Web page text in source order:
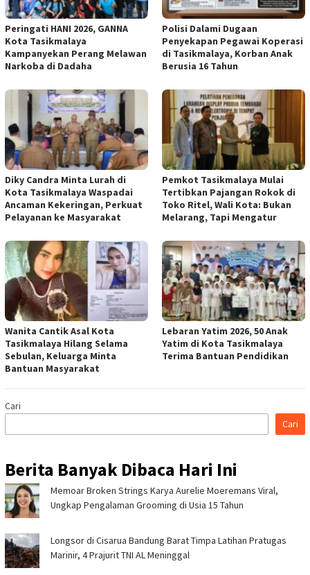
Peringati HANI 2026, GANNA
Kota Tasikmalaya
Kampanyekan Perang Melawan
Narkoba di Dadaha
Polisi Dalami Dugaan
Penyekapan Pegawai Koperasi
di Tasikmalaya, Korban Anak
Berusia 16 Tahun
Diky Candra Minta Lurah di
Kota Tasikmalaya Waspadai
Ancaman Kekeringan, Perkuat
Pelayanan ke Masyarakat
Pemkot Tasikmalaya Mulai
Tertibkan Pajangan Rokok di
Toko Ritel, Wali Kota: Bukan
Melarang, Tapi Mengatur
Wanita Cantik Asal Kota
Tasikmalaya Hilang Selama
Sebulan, Keluarga Minta
Bantuan Masyarakat
Lebaran Yatim 2026, 50 Anak
Yatim di Kota Tasikmalaya
Terima Bantuan Pendidikan
Cari
Cari
Berita Banyak Dibaca Hari Ini
Memoar Broken Strings Karya Aurelie Moeremans Viral,
Ungkap Pengalaman Grooming di Usia 15 Tahun
Longsor di Cisarua Bandung Barat Timpa Latihan Pra­tugas
Marinir, 4 Prajurit TNI AL Meninggal